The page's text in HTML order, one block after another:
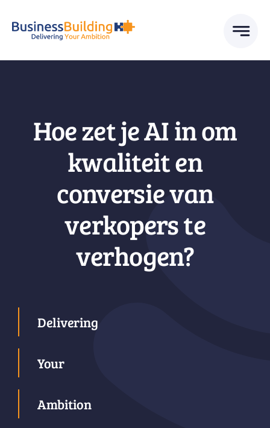
Hoe zet je AI in om
kwaliteit en
conversie van
verkopers te
verhogen?
Delivering
Your
Ambition